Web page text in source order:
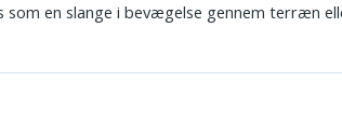
som en slange i bevægelse gennem terræn